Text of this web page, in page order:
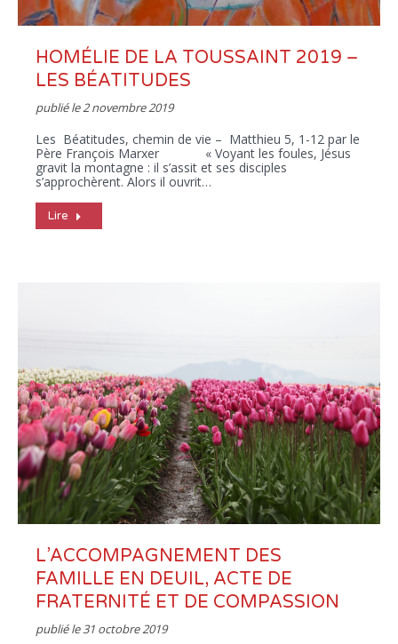
HOMÉLIE DE LA TOUSSAINT 2019 –
LES BÉATITUDES
publié le2 novembre 2019
Les Béatitudes, chemin de vie – Matthieu 5, 1-12 par le
Père François Marxer « Voyant les foules, Jésus
gravit la montagne : il s’assit et ses disciples
s’approchèrent. Alors il ouvrit…
Lire
L’ACCOMPAGNEMENT DES
FAMILLE EN DEUIL, ACTE DE
FRATERNITÉ ET DE COMPASSION
publié le31 octobre 2019